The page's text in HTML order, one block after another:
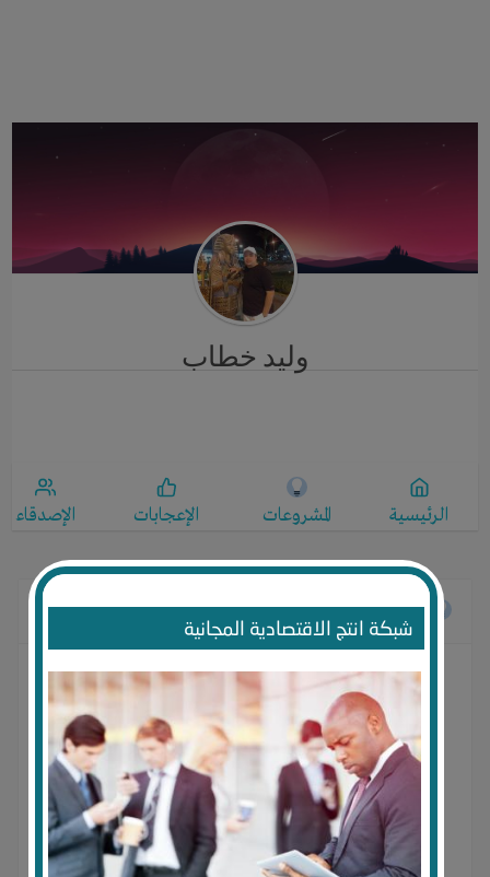
شبكة انتج الاقتصادية المجانية
n
وليد خطاب
الرئيسية المشروعات الإعجابات الإصدقاء
المشروعات
لم ينضم أي مجموعة حتى الآن